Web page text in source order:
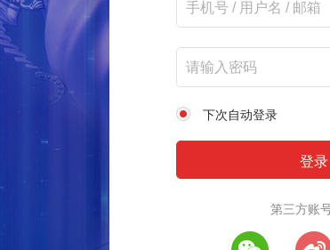
下次自动登录
第三方账